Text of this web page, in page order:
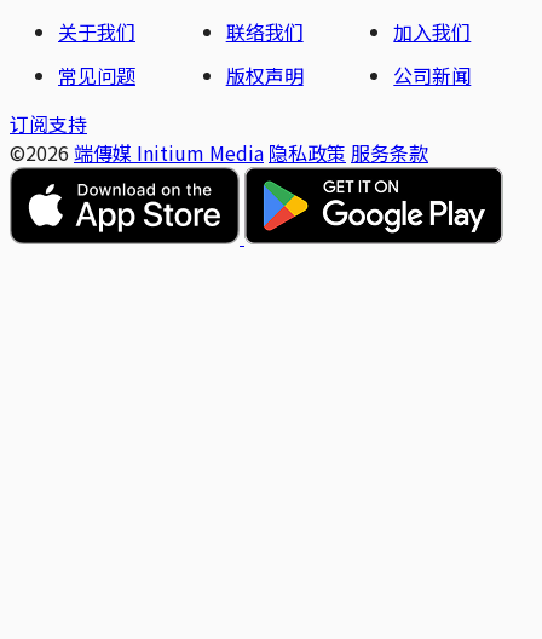
关于我们
联络我们
加入我们
常见问题
版权声明
公司新闻
订阅支持
©2026 端傳媒 Initium Media 隐私政策 服务条款